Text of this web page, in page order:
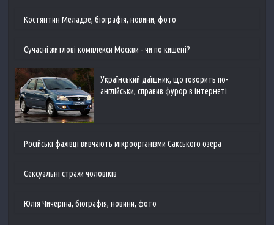
Костянтин Меладзе, біографія, новини, фото
Сучасні житлові комплекси Москви - чи по кишені?
Український даїшник, що говорить по-
англійськи, справив фурор в інтернеті
Російські фахівці вивчають мікроорганізми Сакського озера
Сексуальні страхи чоловіків
Юлія Чичеріна, біографія, новини, фото